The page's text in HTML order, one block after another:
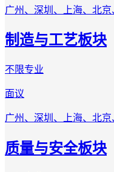
广州、深圳、上海、北
制造与工艺板块
不限专业
面议
广州、深圳、上海、北
质量与安全板块